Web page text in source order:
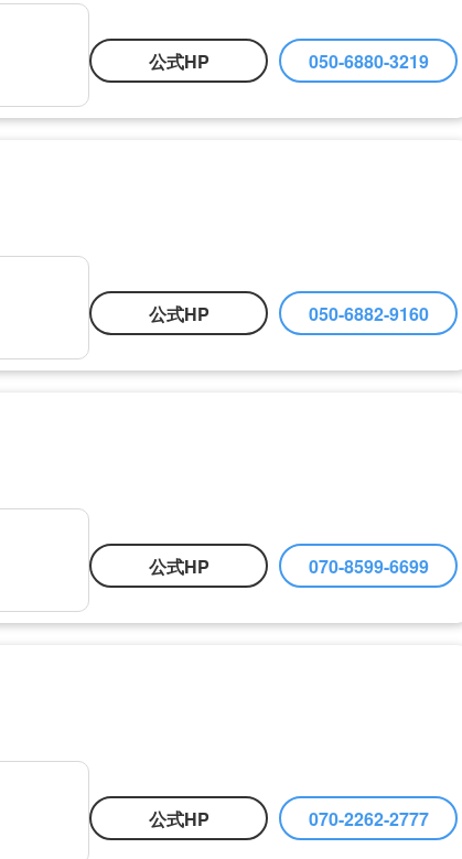
公式HP 050-6880-3219
公式HP 050-6882-9160
公式HP 070-8599-6699
公式HP 070-2262-2777